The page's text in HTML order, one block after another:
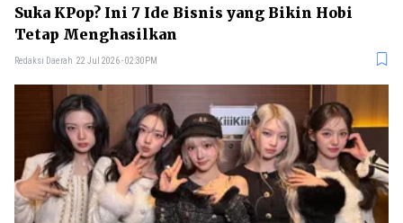
Suka KPop? Ini 7 Ide Bisnis yang Bikin Hobi
Tetap Menghasilkan
Redaksi Daerah 22 Jul 2026 - 02:30PM